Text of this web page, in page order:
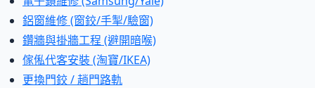
鋁窗維修 (窗鉸/手掣/驗窗)
鑽牆與掛牆工程 (避開暗喉)
傢俬代客安裝 (淘寶/IKEA)
更換門鉸 / 趟門路軌